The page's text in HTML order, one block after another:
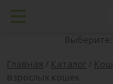
Выберите:
Главная / Каталог /
взрослых кошек